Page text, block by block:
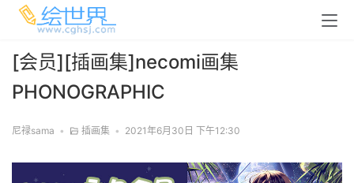
[会员][插画集]necomi画集
PHONOGRAPHIC
尼禄sama • 插画集 • 2021年6月30日 下午12:30